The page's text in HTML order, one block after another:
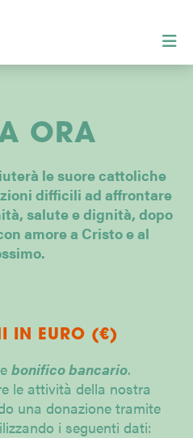
ORA
le suore cattoliche
difficili ad affrontare
salute e dignità, dopo
amore a Cristo e al
IN EURO (€)
bonifico bancario.
le attività della nostra
una donazione tramite
i seguenti dati: